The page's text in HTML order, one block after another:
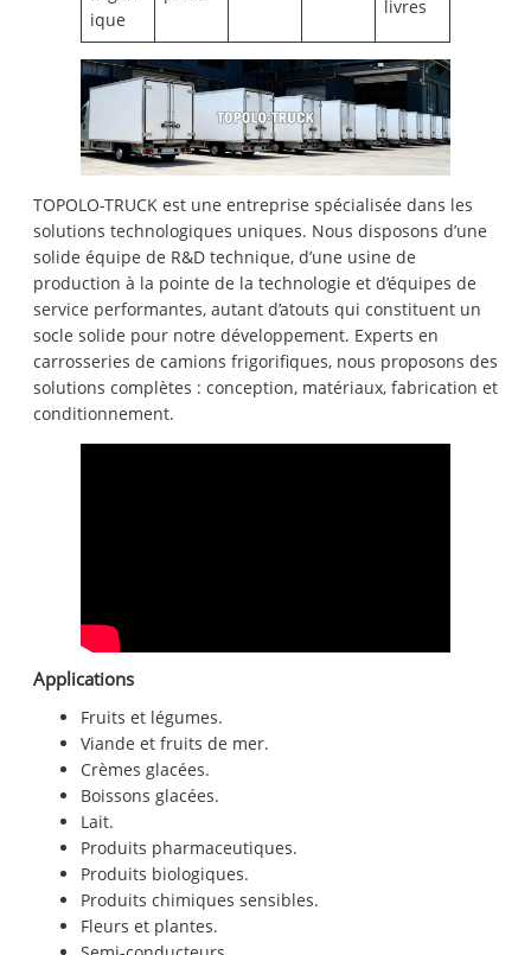
ique
livres
TOPOLO-TRUCK est une entreprise spécialisée dans les
solutions technologiques uniques. Nous disposons d’une
solide équipe de R&D technique, d’une usine de
production à la pointe de la technologie et d’équipes de
service performantes, autant d’atouts qui constituent un
socle solide pour notre développement. Experts en
carrosseries de camions frigorifiques, nous proposons des
solutions complètes : conception, matériaux, fabrication et
conditionnement.
Applications
Fruits et légumes.
Viande et fruits de mer.
Crèmes glacées.
Boissons glacées.
Lait.
Produits pharmaceutiques.
Produits biologiques.
Produits chimiques sensibles.
Fleurs et plantes.